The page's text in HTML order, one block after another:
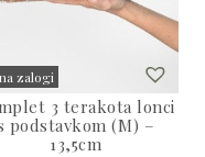
zalogi
Sold
3 terakota lonci
podstavkom (M) –
13,5cm